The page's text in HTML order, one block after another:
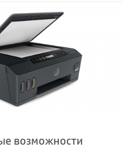
возможности